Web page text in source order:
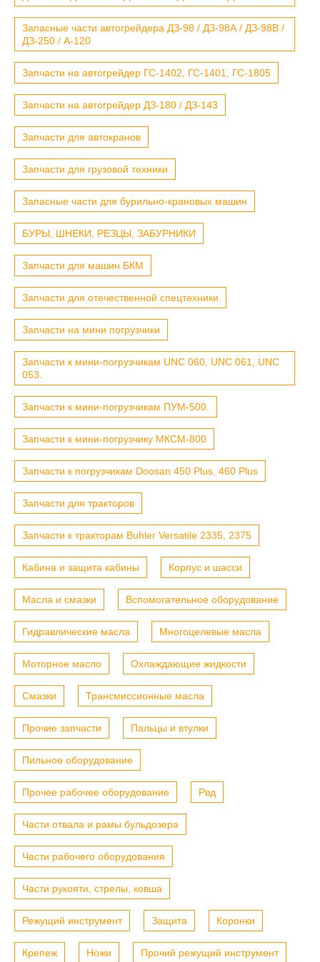
Запасные части автогрейдера ДЗ-98 / ДЗ-98А / ДЗ-98В /
ДЗ-250 / А-120
Запчасти на автогрейдер ГС-1402, ГС-1401, ГС-1805
Запчасти на автогрейдер ДЗ-180 / ДЗ-143
Запчасти для автокранов
Запчасти для грузовой техники
Запасные части для бурильно-крановых машин
БУРЫ, ШНЕКИ, РЕЗЦЫ, ЗАБУРНИКИ
Запчасти для машин БКМ
Запчасти для отечественной спецтехники
Запчасти на мини погрузчики
Запчасти к мини-погрузчикам UNC 060, UNC 061, UNC
053.
Запчасти к мини-погрузчикам ПУМ-500.
Запчасти к мини-погрузчику МКСМ-800
Запчасти к погрузчикам Doosan 450 Plus, 460 Plus
Запчасти для тракторов
Запчасти к тракторам Buhler Versatile 2335, 2375
Кабина и защита кабины Корпус и шасси
Масла и смазки Вспомогательное оборудование
Гидравлические масла Многоцелевые масла
Моторное масло Охлаждающие жидкости
Смазки Трансмиссионные масла
Прочие запчасти Пальцы и втулки
Пильное оборудование
Прочее рабочее оборудование Рвд
Части отвала и рамы бульдозера
Части рабочего оборудования
Части рукояти, стрелы, ковша
Режущий инструмент Защита Коронки
Крепеж Ножи Прочий режущий инструмент